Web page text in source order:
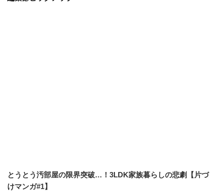
とうとう汚部屋の限界突破…！3LDK家族暮らしの悲劇【片づ
けマンガ#1】